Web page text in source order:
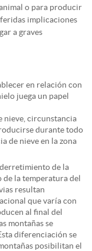
o para producir
implicaciones
a graves
en relación con
juega un papel
nieve, circunstancia
durante todo
de nieve en la zona
de la
de la temperatura del
resultan
que varía con
al final del
montañas se
diferenciación se
posibilitan el